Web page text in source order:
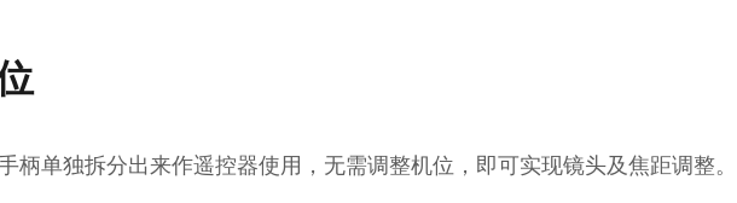
柄单独拆分出来作遥控器使用，无需调整机位，即可实现镜头及焦距调整。